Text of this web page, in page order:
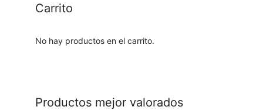
Carrito
No hay productos en el carrito.
Productos mejor valorados